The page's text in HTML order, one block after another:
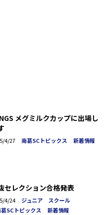
メグミルクカップに出場し
4/27 南葛SCトピックス 新着情報
セレクション合格発表
4/24
ジュニア スクール
SCトピックス
新着情報